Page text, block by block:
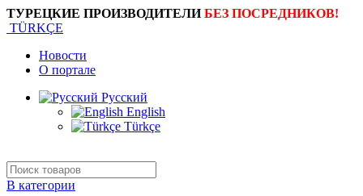
ТУРЕЦКИЕ ПРОИЗВОДИТЕЛИБЕЗ ПОСРЕДНИКОВ!
TÜRKÇE
Новости
О портале
Русский
English
Türkçe
В категории